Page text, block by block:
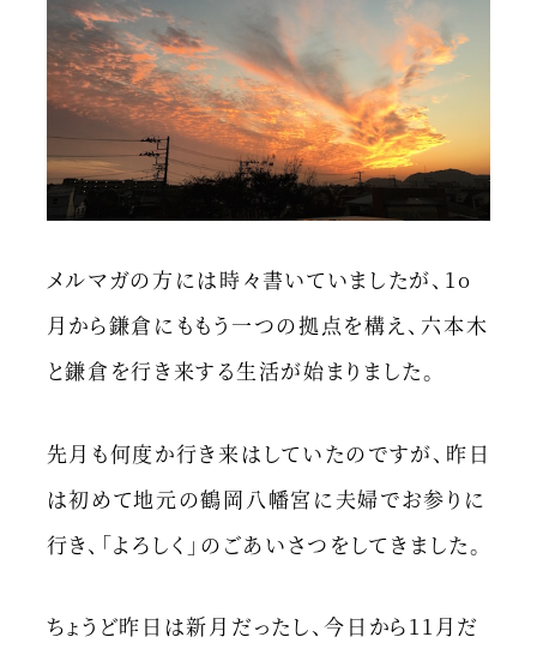
メルマガの方には時々書いていましたが、1o
月から鎌倉にももう一つの拠点を構え、六本木
と鎌倉を行き来する生活が始まりました。
先月も何度か行き来はしていたのですが、昨日
は初めて地元の鶴岡八幡宮に夫婦でお参りに
行き、「よろしく」のごあいさつをしてきました。
ちょうど昨日は新月だったし、今日から11月だ